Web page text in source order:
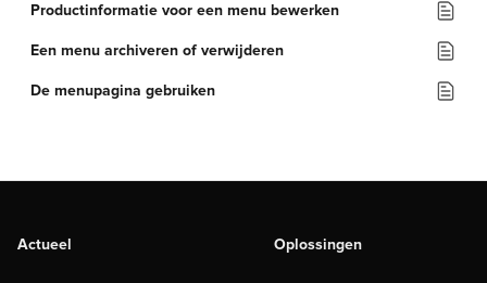
Productinformatie voor een menu bewerken
Een menu archiveren of verwijderen
De menupagina gebruiken
Actueel Oplossingen